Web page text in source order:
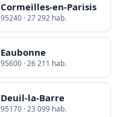
Cormeilles-en-Parisis
95240 · 27 292 hab.
Eaubonne
95600 · 26 211 hab.
Deuil-la-Barre
95170 · 23 099 hab.